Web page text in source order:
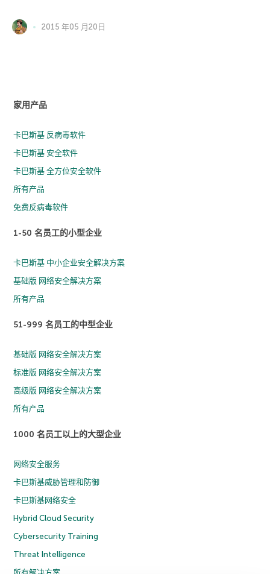
2015 年05 月20日
家用产品
卡巴斯基 反病毒软件
卡巴斯基 安全软件
卡巴斯基 全方位安全软件
所有产品
免费反病毒软件
1-50 名员工的小型企业
卡巴斯基 中小企业安全解决方案
基础版 网络安全解决方案
所有产品
51-999 名员工的中型企业
基础版 网络安全解决方案
标准版 网络安全解决方案
高级版 网络安全解决方案
所有产品
1000 名员工以上的大型企业
网络安全服务
卡巴斯基威胁管理和防御
卡巴斯基网络安全
Hybrid Cloud Security
Cybersecurity Training
Threat Intelligence